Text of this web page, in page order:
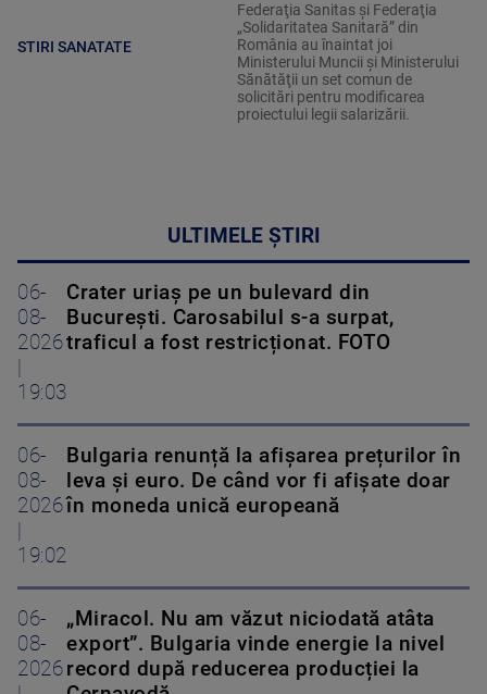
STIRI SANATATE
Federaţia Sanitas şi Federaţia
„Solidaritatea Sanitară” din
România au înaintat joi
Ministerului Muncii şi Ministerului
Sănătăţii un set comun de
solicitări pentru modificarea
proiectului legii salarizării.
ULTIMELE ȘTIRI
06-
08-
2026
19:03
Crater uriaș pe un bulevard din
București. Carosabilul s-a surpat,
traficul a fost restricționat. FOTO
06-
08-
2026
19:02
Bulgaria renunță la afișarea prețurilor în
leva și euro. De când vor fi afișate doar
în moneda unică europeană
06-
08-
2026
„Miracol. Nu am văzut niciodată atâta
export”. Bulgaria vinde energie la nivel
record după reducerea producției la